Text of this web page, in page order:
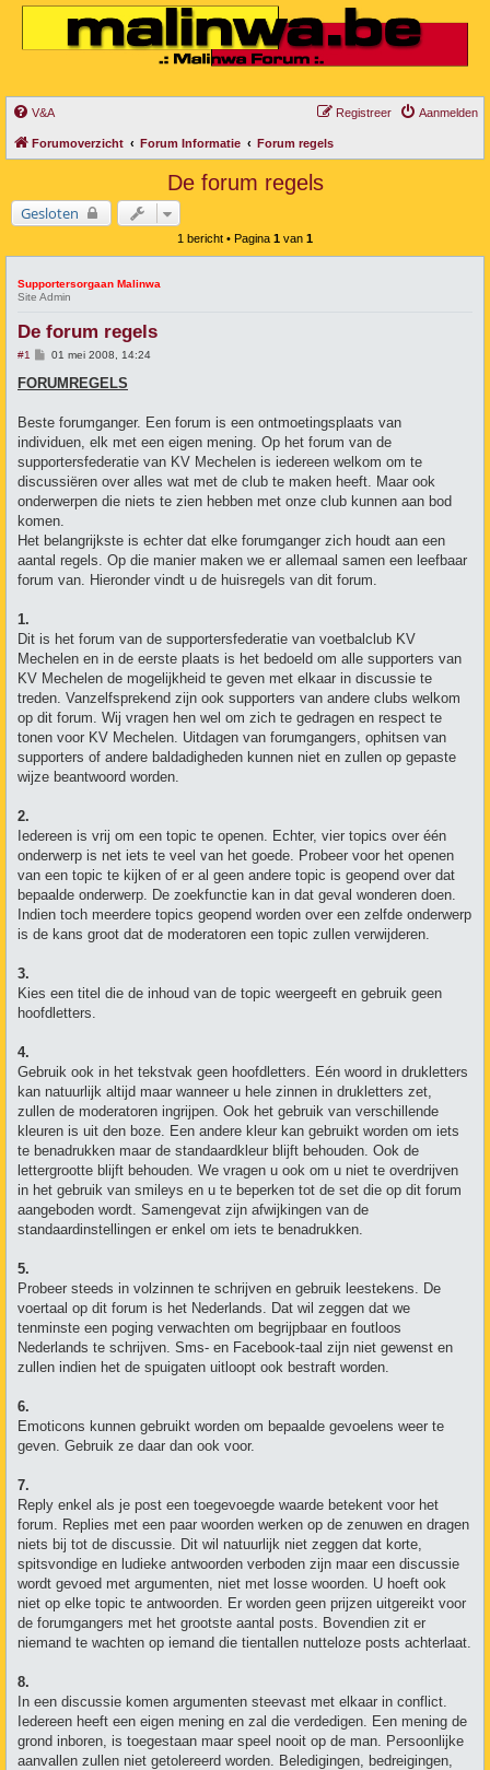
V&A Aanmelden
Registreer
Forumoverzicht Forum Informatie Forum regels
De forum regels
Gesloten
1 bericht • Pagina 1 van 1
Supportersorgaan Malinwa
Site Admin
De forum regels
#1
B
r
i
h
01 mei 2008, 14:24
FORUMREGELS
Beste forumganger. Een forum is een ontmoetingsplaats van
individuen, elk met een eigen mening. Op het forum van de
supportersfederatie van KV Mechelen is iedereen welkom om te
discussiëren over alles wat met de club te maken heeft. Maar ook
onderwerpen die niets te zien hebben met onze club kunnen aan bod
komen.
Het belangrijkste is echter dat elke forumganger zich houdt aan een
aantal regels. Op die manier maken we er allemaal samen een leefbaar
forum van. Hieronder vindt u de huisregels van dit forum.
1.
Dit is het forum van de supportersfederatie van voetbalclub KV
Mechelen en in de eerste plaats is het bedoeld om alle supporters van
KV Mechelen de mogelijkheid te geven met elkaar in discussie te
treden. Vanzelfsprekend zijn ook supporters van andere clubs welkom
op dit forum. Wij vragen hen wel om zich te gedragen en respect te
tonen voor KV Mechelen. Uitdagen van forumgangers, ophitsen van
supporters of andere baldadigheden kunnen niet en zullen op gepaste
wijze beantwoord worden.
2.
Iedereen is vrij om een topic te openen. Echter, vier topics over één
onderwerp is net iets te veel van het goede. Probeer voor het openen
van een topic te kijken of er al geen andere topic is geopend over dat
bepaalde onderwerp. De zoekfunctie kan in dat geval wonderen doen.
Indien toch meerdere topics geopend worden over een zelfde onderwerp
is de kans groot dat de moderatoren een topic zullen verwijderen.
3.
Kies een titel die de inhoud van de topic weergeeft en gebruik geen
hoofdletters.
4.
Gebruik ook in het tekstvak geen hoofdletters. Eén woord in drukletters
kan natuurlijk altijd maar wanneer u hele zinnen in drukletters zet,
zullen de moderatoren ingrijpen. Ook het gebruik van verschillende
kleuren is uit den boze. Een andere kleur kan gebruikt worden om iets
te benadrukken maar de standaardkleur blijft behouden. Ook de
lettergrootte blijft behouden. We vragen u ook om u niet te overdrijven
in het gebruik van smileys en u te beperken tot de set die op dit forum
aangeboden wordt. Samengevat zijn afwijkingen van de
standaardinstellingen er enkel om iets te benadrukken.
5.
Probeer steeds in volzinnen te schrijven en gebruik leestekens. De
voertaal op dit forum is het Nederlands. Dat wil zeggen dat we
tenminste een poging verwachten om begrijpbaar en foutloos
Nederlands te schrijven. Sms- en Facebook-taal zijn niet gewenst en
zullen indien het de spuigaten uitloopt ook bestraft worden.
6.
Emoticons kunnen gebruikt worden om bepaalde gevoelens weer te
geven. Gebruik ze daar dan ook voor.
7.
Reply enkel als je post een toegevoegde waarde betekent voor het
forum. Replies met een paar woorden werken op de zenuwen en dragen
niets bij tot de discussie. Dit wil natuurlijk niet zeggen dat korte,
spitsvondige en ludieke antwoorden verboden zijn maar een discussie
wordt gevoed met argumenten, niet met losse woorden. U hoeft ook
niet op elke topic te antwoorden. Er worden geen prijzen uitgereikt voor
de forumgangers met het grootste aantal posts. Bovendien zit er
niemand te wachten op iemand die tientallen nutteloze posts achterlaat.
8.
In een discussie komen argumenten steevast met elkaar in conflict.
Iedereen heeft een eigen mening en zal die verdedigen. Een mening de
grond inboren, is toegestaan maar speel nooit op de man. Persoonlijke
aanvallen zullen niet getolereerd worden. Beledigingen, bedreigingen,